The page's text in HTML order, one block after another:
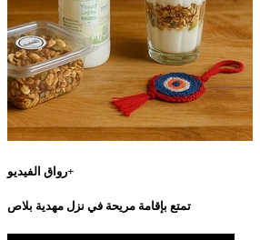
رواق الفيديو+
تمتع بإقامة مريحة في نزل مهدية بلاص